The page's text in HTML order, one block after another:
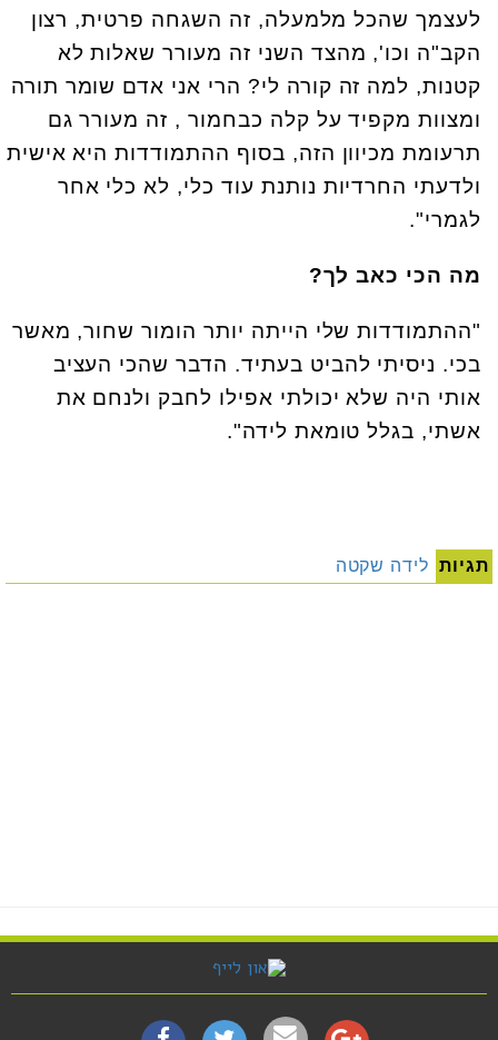
לעצמך שהכל מלמעלה, זה השגחה פרטית, רצון
הקב"ה וכו', מהצד השני זה מעורר שאלות לא
קטנות, למה זה קורה לי? הרי אני אדם שומר תורה
ומצוות מקפיד על קלה כבחמור , זה מעורר גם
תרעומת מכיוון הזה, בסוף ההתמודדות היא אישית
ולדעתי החרדיות נותנת עוד כלי, לא כלי אחר
לגמרי".
מה הכי כאב לך?
"ההתמודדות שלי הייתה יותר הומור שחור, מאשר
בכי. ניסיתי להביט בעתיד. הדבר שהכי העציב
אותי היה שלא יכולתי אפילו לחבק ולנחם את
אשתי, בגלל טומאת לידה".
תגיות לידה שקטה